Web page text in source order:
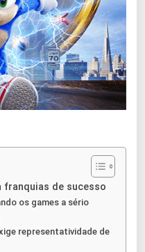
franquias de sucesso
os games a sério
representatividade de